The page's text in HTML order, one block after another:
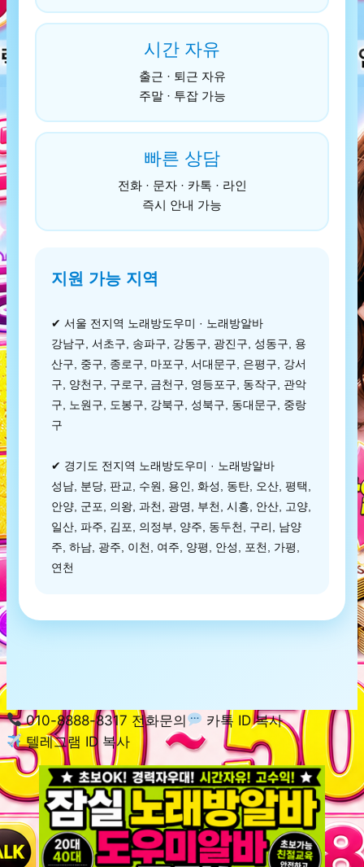
시간 자유
출근 · 퇴근 자유
주말 · 투잡 가능
빠른 상담
전화 · 문자 · 카톡 · 라인
즉시 안내 가능
지원 가능 지역
✔ 서울 전지역 노래방도우미 · 노래방알바
강남구, 서초구, 송파구, 강동구, 광진구, 성동구, 용
산구, 중구, 종로구, 마포구, 서대문구, 은평구, 강서
구, 양천구, 구로구, 금천구, 영등포구, 동작구, 관악
구, 노원구, 도봉구, 강북구, 성북구, 동대문구, 중랑
구
✔ 경기도 전지역 노래방도우미 · 노래방알바
성남, 분당, 판교, 수원, 용인, 화성, 동탄, 오산, 평택,
안양, 군포, 의왕, 과천, 광명, 부천, 시흥, 안산, 고양,
일산, 파주, 김포, 의정부, 양주, 동두천, 구리, 남양
주, 하남, 광주, 이천, 여주, 양평, 안성, 포천, 가평,
연천
010-8888-8317 전화문의
카톡 ID 복사
텔레그램 ID 복사